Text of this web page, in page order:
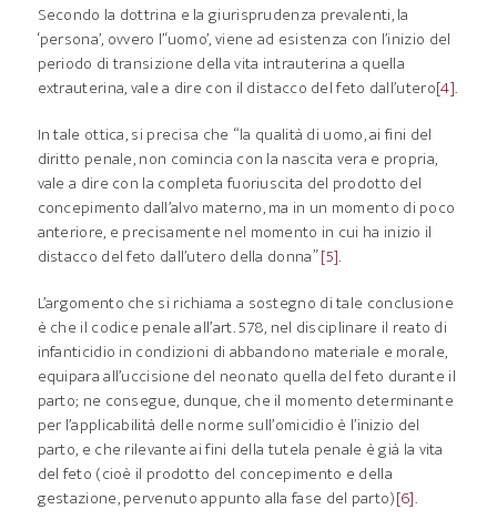
Secondo la dottrina e la giurisprudenza prevalenti, la
‘persona’, ovvero l’‘uomo’, viene ad esistenza con l’inizio del
periodo di transizione della vita intrauterina a quella
extrauterina, vale a dire con il distacco del feto dall’utero[4].
In tale ottica, si precisa che “la qualità di uomo, ai fini del
diritto penale, non comincia con la nascita vera e propria,
vale a dire con la completa fuoriuscita del prodotto del
concepimento dall’alvo materno, ma in un momento di poco
anteriore, e precisamente nel momento in cui ha inizio il
distacco del feto dall’utero della donna”[5].
L’argomento che si richiama a sostegno di tale conclusione
è che il codice penale all’art. 578, nel disciplinare il reato di
infanticidio in condizioni di abbandono materiale e morale,
equipara all’uccisione del neonato quella del feto durante il
parto; ne consegue, dunque, che il momento determinante
per l’applicabilità delle norme sull’omicidio è l’inizio del
parto, e che rilevante ai fini della tutela penale è già la vita
del feto (cioè il prodotto del concepimento e della
gestazione, pervenuto appunto alla fase del parto)[6].